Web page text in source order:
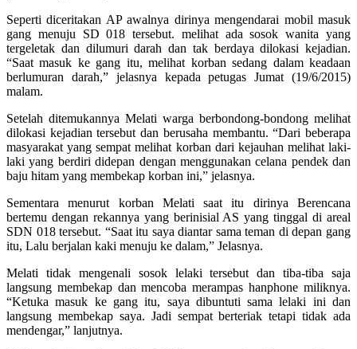
Seperti diceritakan AP awalnya dirinya mengendarai mobil masuk
gang menuju SD 018 tersebut. melihat ada sosok wanita yang
tergeletak dan dilumuri darah dan tak berdaya dilokasi kejadian.
“Saat masuk ke gang itu, melihat korban sedang dalam keadaan
berlumuran darah,” jelasnya kepada petugas Jumat (19/6/2015)
malam.
Setelah ditemukannya Melati warga berbondong-bondong melihat
dilokasi kejadian tersebut dan berusaha membantu. “Dari beberapa
masyarakat yang sempat melihat korban dari kejauhan melihat laki-
laki yang berdiri didepan dengan menggunakan celana pendek dan
baju hitam yang membekap korban ini,” jelasnya.
Sementara menurut korban Melati saat itu dirinya Berencana
bertemu dengan rekannya yang berinisial AS yang tinggal di areal
SDN 018 tersebut. “Saat itu saya diantar sama teman di depan gang
itu, Lalu berjalan kaki menuju ke dalam,” Jelasnya.
Melati tidak mengenali sosok lelaki tersebut dan tiba-tiba saja
langsung membekap dan mencoba merampas hanphone miliknya.
“Ketuka masuk ke gang itu, saya dibuntuti sama lelaki ini dan
langsung membekap saya. Jadi sempat berteriak tetapi tidak ada
mendengar,” lanjutnya.